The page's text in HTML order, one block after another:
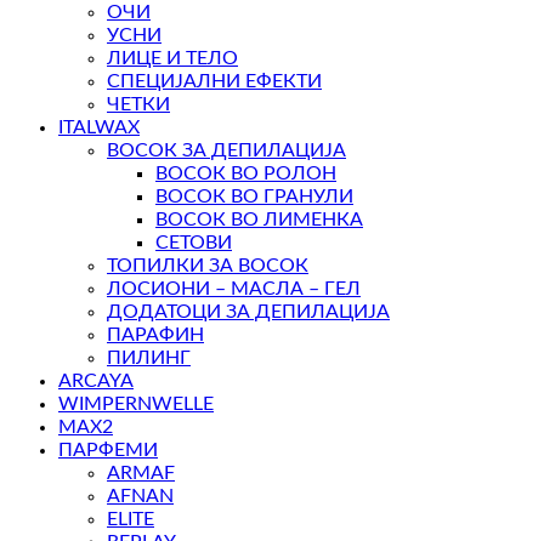
ОЧИ
УСНИ
ЛИЦЕ И ТЕЛО
СПЕЦИЈАЛНИ ЕФЕКТИ
ЧЕТКИ
ITALWAX
ВОСОК ЗА ДЕПИЛАЦИЈА
ВОСОК ВО РОЛОН
ВОСОК ВО ГРАНУЛИ
ВОСОК ВО ЛИМЕНКА
СЕТОВИ
ТОПИЛКИ ЗА ВОСОК
ЛОСИОНИ – МАСЛА – ГЕЛ
ДОДАТОЦИ ЗА ДЕПИЛАЦИЈА
ПАРАФИН
ПИЛИНГ
ARCAYA
WIMPERNWELLE
MAX2
ПАРФЕМИ
ARMAF
AFNAN
ELITE